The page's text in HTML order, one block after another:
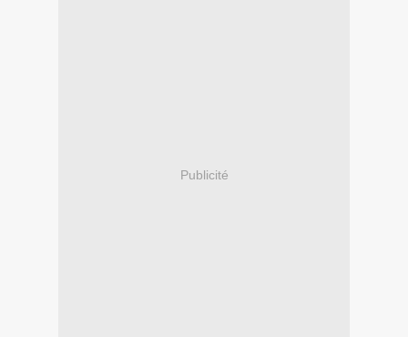
Publicité